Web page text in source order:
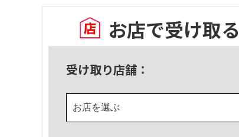
お店で受け取る
受け取り店舗：
お店を選ぶ